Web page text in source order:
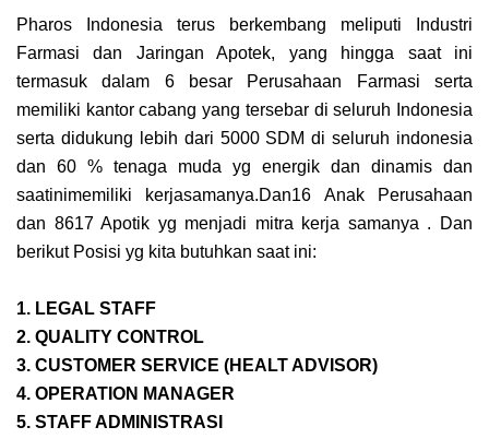
Pharos Indonesia terus berkembang meliputi Industri
Farmasi dan Jaringan Apotek, yang hingga saat ini
termasuk dalam 6 besar Perusahaan Farmasi serta
memiliki kantor cabang yang tersebar di seluruh Indonesia
serta didukung lebih dari 5000 SDM di seluruh indonesia
dan 60 % tenaga muda yg energik dan dinamis dan
saatinimemiliki kerjasamanya.Dan16 Anak Perusahaan
dan 8617 Apotik yg menjadi mitra kerja samanya . Dan
berikut Posisi yg kita butuhkan saat ini:
1. LEGAL STAFF
2. QUALITY CONTROL
3. CUSTOMER SERVICE (HEALT ADVISOR)
4. OPERATION MANAGER
5. STAFF ADMINISTRASI